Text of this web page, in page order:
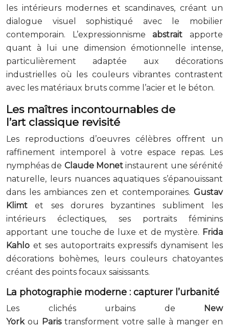
les intérieurs modernes et scandinaves, créant un
dialogue visuel sophistiqué avec le mobilier
contemporain. L’expressionnismeabstrait apporte
quant à lui une dimension émotionnelle intense,
particulièrement adaptée aux décorations
industrielles où les couleurs vibrantes contrastent
avec les matériaux bruts comme l’acier et le béton.
Les maîtres incontournables de
l’artclassique revisité
Les reproductions d’oeuvres célèbres offrent un
raffinement intemporel à votre espace repas. Les
nymphéas de Claude Monet instaurent une sérénité
naturelle, leurs nuances aquatiques s’épanouissant
dans les ambiances zen et contemporaines. Gustav
Klimt et ses dorures byzantines subliment les
intérieurs éclectiques, ses portraits féminins
apportant une touche de luxe et de mystère. Frida
Kahlo et ses autoportraits expressifs dynamisent les
décorations bohèmes, leurs couleurs chatoyantes
créant des points focaux saisissants.
La photographie moderne : capturer l’urbanité
Les clichés urbains de
New
Yorkou Paristransforment votre salle à manger en